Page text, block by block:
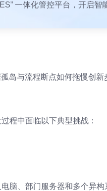
一体化管控平台，开启智
岛与流程断点如何拖慢创新
程中面临以下典型挑战：
脑、部门服务器和多个异